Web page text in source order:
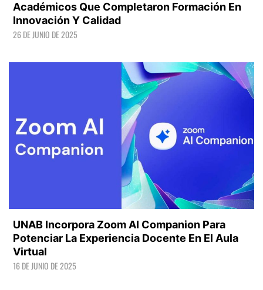
Académicos Que Completaron Formación En
Innovación Y Calidad
26 DE JUNIO DE 2025
UNAB Incorpora Zoom AI Companion Para
Potenciar La Experiencia Docente En El Aula
Virtual
16 DE JUNIO DE 2025